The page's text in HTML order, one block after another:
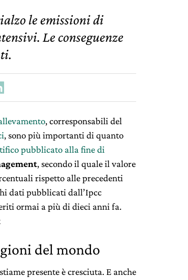
le emissioni di
Le conseguenze
, corresponsabili del
, sono più importanti di quanto
pubblicato alla fine di
, secondo il quale il valore
rispetto alle precedenti
dati pubblicati dall’Ipcc
ormai a più di dieci anni fa.
del mondo
presente è cresciuta. E anche